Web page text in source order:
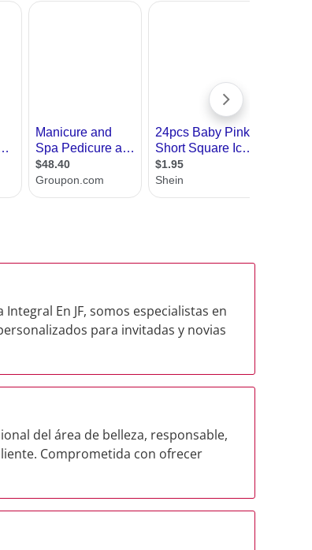
En JF, somos especialistas en
para invitadas y novias
del área de belleza, responsable,
Comprometida con ofrecer